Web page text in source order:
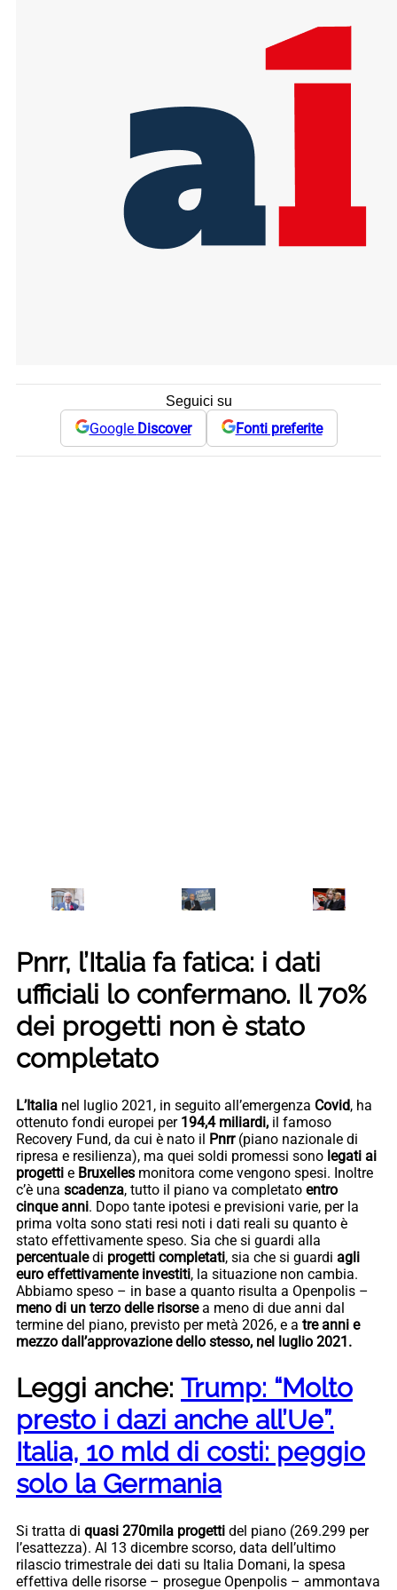
Seguici su
Google Discover Fonti preferite
Pnrr, l’Italia fa fatica: i dati
ufficiali lo confermano. Il 70%
dei progetti non è stato
completato
L’Italia nel luglio 2021, in seguito all’emergenza Covid, ha
ottenuto fondi europei per 194,4 miliardi, il famoso
Recovery Fund, da cui è nato il Pnrr (piano nazionale di
ripresa e resilienza), ma quei soldi promessi sono legati ai
progetti e Bruxelles monitora come vengono spesi. Inoltre
c’è una scadenza, tutto il piano va completato entro
cinque anni. Dopo tante ipotesi e previsioni varie, per la
prima volta sono stati resi noti i dati reali su quanto è
stato effettivamente speso. Sia che si guardi alla
percentualedi progetti completati, sia che si guardi agli
euro effettivamente investiti, la situazione non cambia.
Abbiamo speso – in base a quanto risulta a Openpolis –
meno di un terzo delle risorsea meno di due anni dal
termine del piano, previsto per metà 2026, e a tre anni e
mezzo dall’approvazione dello stesso, nel luglio 2021.
Leggi anche: Trump: “Molto
presto i dazi anche all’Ue”.
Italia, 10 mld di costi: peggio
solo la Germania
Si tratta di quasi 270mila progetti del piano (269.299 per
l’esattezza). Al 13 dicembre scorso, data dell’ultimo
rilascio trimestrale dei dati su Italia Domani, la spesa
effettiva delle risorse – prosegue Openpolis – ammontava